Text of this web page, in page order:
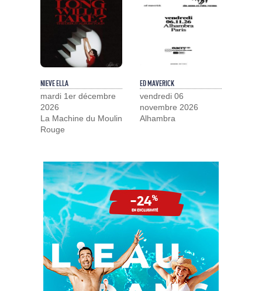
NIEVE ELLA
mardi 1er décembre
2026
La Machine du Moulin
Rouge
ED MAVERICK
vendredi 06
novembre 2026
Alhambra